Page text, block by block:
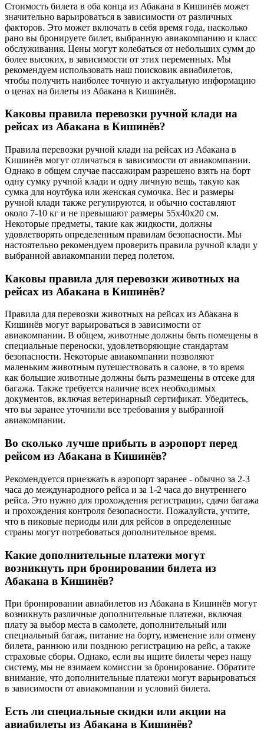
Стоимость билета в оба конца из Абакана в Кишинёв может
значительно варьироваться в зависимости от различных
факторов. Это может включать в себя время года, насколько
рано вы бронируете билет, выбранную авиакомпанию и класс
обслуживания. Цены могут колебаться от небольших сумм до
более высоких, в зависимости от этих переменных. Мы
рекомендуем использовать наш поисковик авиабилетов,
чтобы получить наиболее точную и актуальную информацию
о ценах на билеты из Абакана в Кишинёв.
Каковы правила перевозки ручной клади на
рейсах из Абакана в Кишинёв?
Правила перевозки ручной клади на рейсах из Абакана в
Кишинёв могут отличаться в зависимости от авиакомпании.
Однако в общем случае пассажирам разрешено взять на борт
одну сумку ручной клади и одну личную вещь, такую как
сумка для ноутбука или женская сумочка. Вес и размеры
ручной клади также регулируются, и обычно составляют
около 7-10 кг и не превышают размеры 55x40x20 см.
Некоторые предметы, такие как жидкости, должны
удовлетворять определенным правилам безопасности. Мы
настоятельно рекомендуем проверить правила ручной клади у
выбранной авиакомпании перед полетом.
Каковы правила для перевозки животных на
рейсах из Абакана в Кишинёв?
Правила для перевозки животных на рейсах из Абакана в
Кишинёв могут варьироваться в зависимости от
авиакомпании. В общем, животные должны быть помещены в
специальные переноски, удовлетворяющие стандартам
безопасности. Некоторые авиакомпании позволяют
маленьким животным путешествовать в салоне, в то время
как большие животные должны быть размещены в отсеке для
багажа. Также требуется наличие всех необходимых
документов, включая ветеринарный сертификат. Убедитесь,
что вы заранее уточнили все требования у выбранной
авиакомпании.
Во сколько лучше прибыть в аэропорт перед
рейсом из Абакана в Кишинёв?
Рекомендуется приезжать в аэропорт заранее - обычно за 2-3
часа до международного рейса и за 1-2 часа до внутреннего
рейса. Это нужно для прохождения регистрации, сдачи багажа
и прохождения контроля безопасности. Пожалуйста, учтите,
что в пиковые периоды или для рейсов в определенные
страны могут потребоваться дополнительное время.
Какие дополнительные платежи могут
возникнуть при бронировании билета из
Абакана в Кишинёв?
При бронировании авиабилетов из Абакана в Кишинёв могут
возникнуть различные дополнительные платежи, включая
плату за выбор места в самолете, дополнительный или
специальный багаж, питание на борту, изменение или отмену
билета, раннюю или позднюю регистрацию на рейс, а также
страховые сборы. Однако, если вы ищите билеты через нашу
систему, мы не взимаем комиссии за бронирование. Обратите
внимание, что дополнительные платежи могут варьироваться
в зависимости от авиакомпании и условий билета.
Есть ли специальные скидки или акции на
авиабилеты из Абакана в Кишинёв?